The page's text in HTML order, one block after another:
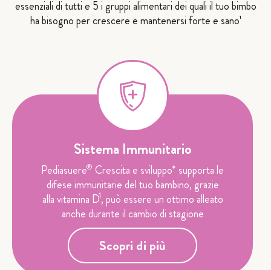
essenziali di tutti e 5 i gruppi alimentari dei quali il tuo bimbo
ha bisogno per crescere e mantenersi forte e sano¹
Sistema Immunitario
Pediasuere® Crescita e sviluppo* supporta le
difese immunitarie del tuo bambino, grazie
alla vitamina D1, può essere un ottimo alleato
anche durante il cambio di stagione
Scopri di più